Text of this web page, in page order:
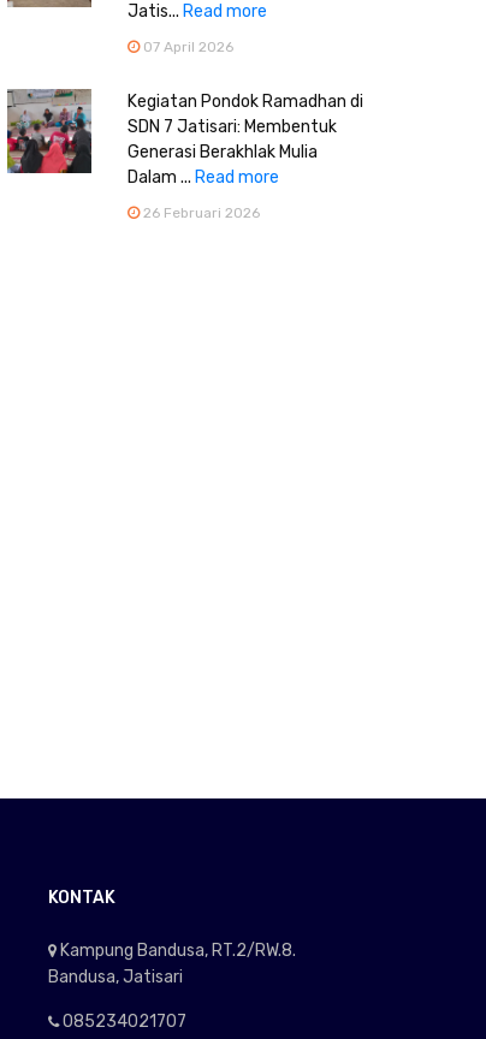
Jatis... Read more
07 April 2026
Kegiatan Pondok Ramadhan di
SDN 7 Jatisari: Membentuk
Generasi Berakhlak Mulia
Dalam ... Read more
26 Februari 2026
KONTAK
Kampung Bandusa, RT.2/RW.8.
Bandusa, Jatisari
085234021707